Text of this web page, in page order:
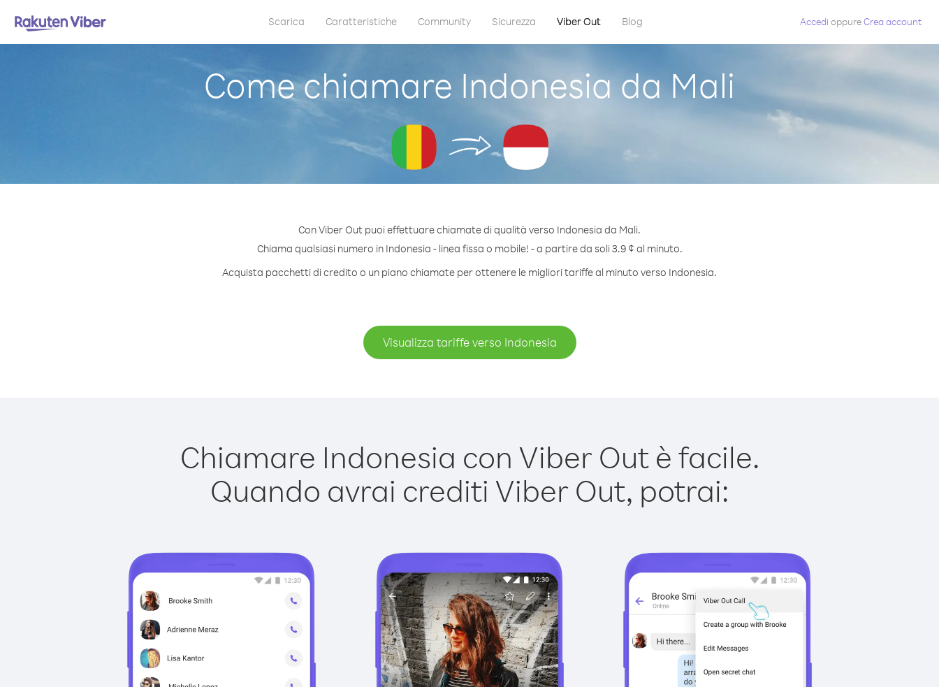
Scarica Caratteristiche Community Sicurezza Viber Out Blog Accedi oppureCrea account
Come chiamare Indonesia da Mali
Con Viber Out puoi effettuare chiamate di qualità verso Indonesia da Mali.
Chiama qualsiasi numero in Indonesia - linea fissa o mobile! - a partire da soli 3.9 ¢ al minuto.
Acquista pacchetti di credito o un piano chiamate per ottenere le migliori tariffe al minuto verso Indonesia.
Visualizza tariffe verso Indonesia
Chiamare Indonesia con Viber Out è facile.
Quando avrai crediti Viber Out, potrai: